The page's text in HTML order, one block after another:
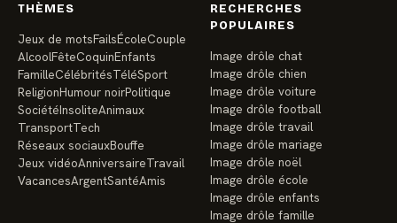
THÈMES
Jeux de motsFailsÉcoleCouple
AlcoolFêteCoquinEnfants
FamilleCélébritésTéléSport
ReligionHumour noirPolitique
SociétéInsoliteAnimaux
TransportTech
Réseaux sociauxBouffe
Jeux vidéoAnniversaireTravail
VacancesArgentSantéAmis
RECHERCHES
POPULAIRES
Image drôle chat
Image drôle chien
Image drôle voiture
Image drôle football
Image drôle travail
Image drôle mariage
Image drôle noël
Image drôle école
Image drôle enfants
Image drôle famille